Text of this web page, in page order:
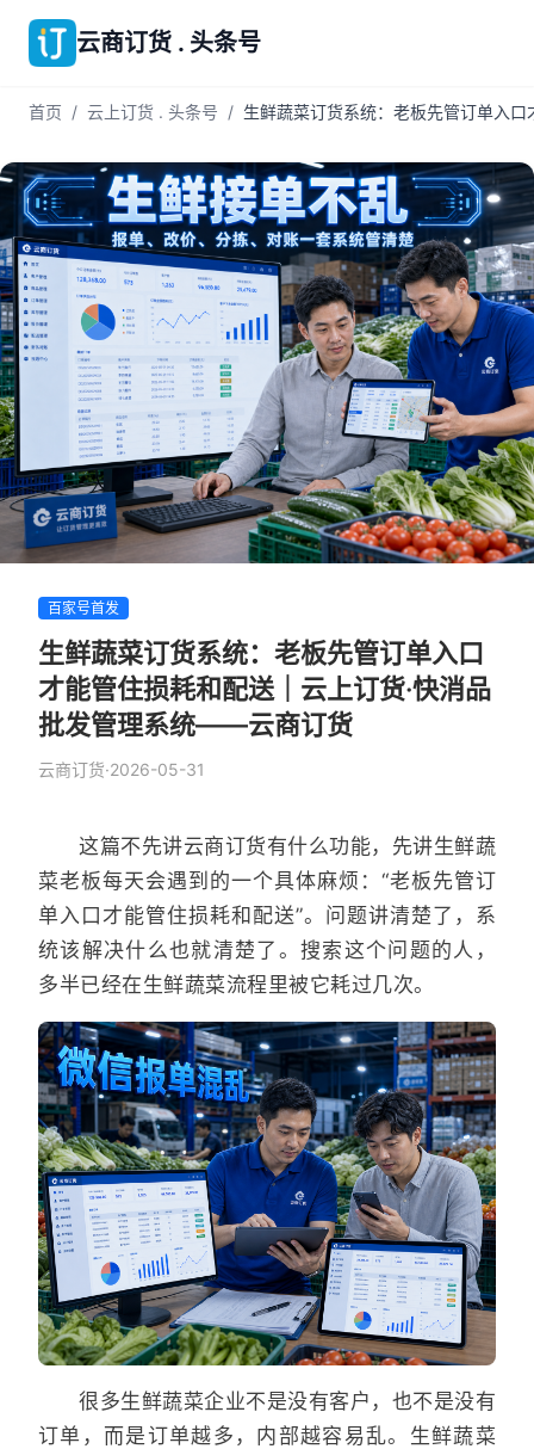
云商订货 . 头条号
首页 / 云上订货 . 头条号 / 生鲜蔬菜订货系统：老板先管订单入
百家号首发
生鲜蔬菜订货系统：老板先管订单入口
才能管住损耗和配送｜云上订货·快消品
批发管理系统——云商订货
云商订货·2026-05-31
这篇不先讲云商订货有什么功能，先讲生鲜蔬
菜老板每天会遇到的一个具体麻烦：“老板先管订
单入口才能管住损耗和配送”。问题讲清楚了，系
统该解决什么也就清楚了。搜索这个问题的人，
多半已经在生鲜蔬菜流程里被它耗过几次。
很多生鲜蔬菜企业不是没有客户，也不是没有
订单，而是订单越多，内部越容易乱。生鲜蔬菜